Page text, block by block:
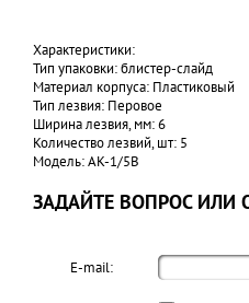
Характеристики:
Тип упаковки: блистер-слайд
Материал корпуса: Пластиковый
Тип лезвия: Перовое
Ширина лезвия, мм: 6
Количество лезвий, шт: 5
Модель: AK-1/5B
ЗАДАЙТЕ ВОПРОС ИЛИ
E-mail: